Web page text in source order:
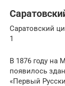
Саратовский
1
В 1876 году на
появилось
«Первый